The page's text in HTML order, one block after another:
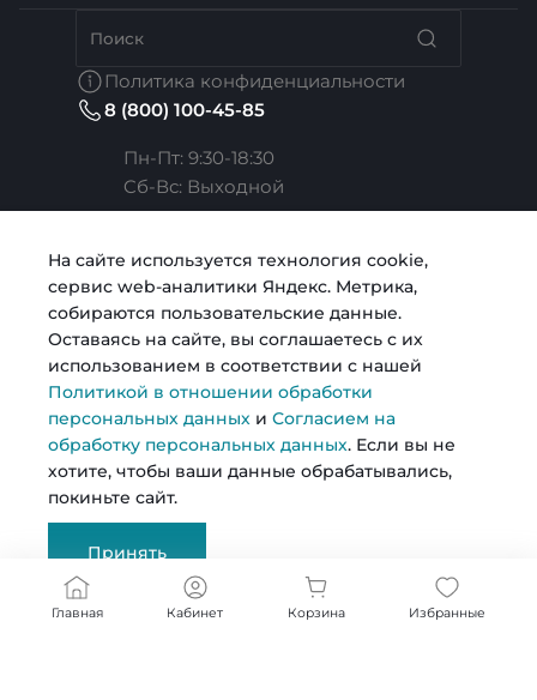
Вакансии
Карьера
Согласие на обработку персональных данных
Политика в отношении обработки персональных
данных
Сертификаты
Документы
Автосервис
Строительство
Металлопрокат
Возможности
Политика конфиденциальности
8 (800) 100-45-85
Пн-Пт: 9:30-18:30
Cб-Вс: Выходной
© 2026 Kosmos, Все права защищены
Главная Кабинет Корзина Избранные
На сайте используется технология cookie,
сервис web-аналитики Яндекс. Метрика,
собираются пользовательские данные.
Оставаясь на сайте, вы соглашаетесь с их
использованием в соответствии с нашей
Политикой в отношении обработки
персональных данных и Согласием на
обработку персональных данных. Если вы не
хотите, чтобы ваши данные обрабатывались,
покиньте сайт.
Принять